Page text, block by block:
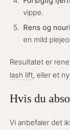
vippe.
Rens og
en mild
Resultatet er
lash lift, eller et
Hvis du
Vi anbefaler det